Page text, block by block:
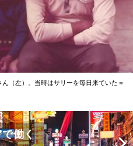
（左）。当時はサリーを毎日来ていた＝
働く